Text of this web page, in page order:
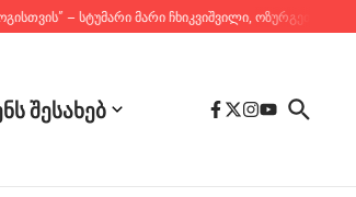
– სტუმარი მარი ჩხიკვიშვილი, ოზურგეთის
შესახებ